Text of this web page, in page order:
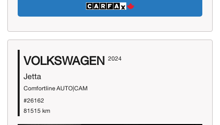
VOLKSWAGEN 2024
Jetta
Comfortline AUTO|CAM
#26162
81515 km